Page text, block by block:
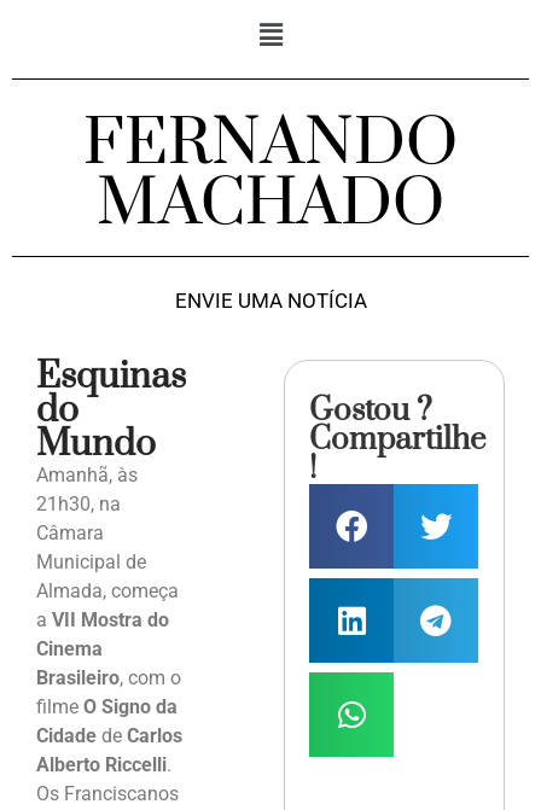
FERNANDO
MACHADO
ENVIE UMA NOTÍCIA
Esquinas
do
Mundo
Amanhã, às
21h30, na
Câmara
Municipal de
Almada, começa
a VII Mostra do
Cinema
Brasileiro, com o
filme O Signo da
Cidade de Carlos
Alberto Riccelli.
Os Franciscanos
Gostou ?
Compartilhe
!